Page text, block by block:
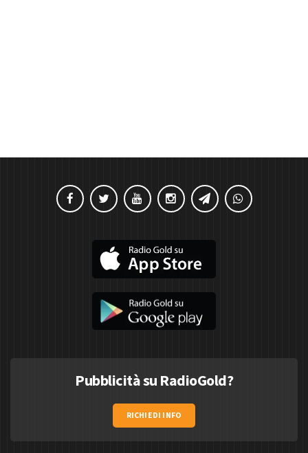
Pubblicità su RadioGold?
RICHIEDI INFO